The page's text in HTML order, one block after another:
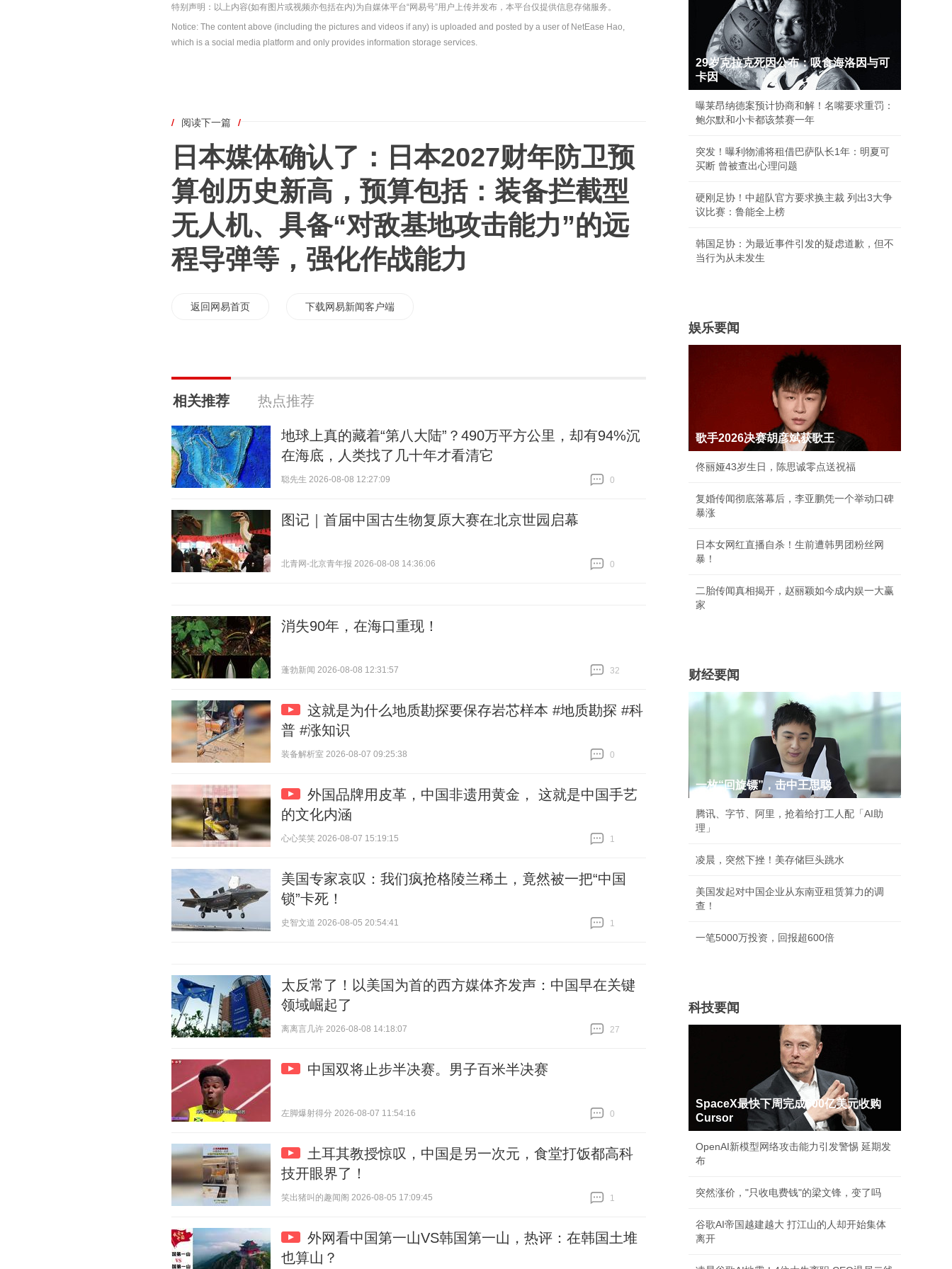
特别声明：以上内容(如有图片或视频亦包括在内)为自媒体平台“网易号”用户上传并发布，本平台仅提供信息存储服务。
Notice: The content above (including the pictures and videos if any) is uploaded and posted by a user of NetEase Hao,
which is a social media platform and only provides information storage services.
/ 阅读下一篇 /
日本媒体确认了：日本2027财年防卫预
算创历史新高，预算包括：装备拦截型
无人机、具备“对敌基地攻击能力”的远
程导弹等，强化作战能力
返回网易首页 下载网易新闻客户端
相关推荐 热点推荐
地球上真的藏着“第八大陆”？490万平方公里，却有94%沉
在海底，人类找了几十年才看清它
聪先生 2026-08-08 12:27:09
0
图记｜首届中国古生物复原大赛在北京世园启幕
北青网-北京青年报 2026-08-08 14:36:06
0
消失90年，在海口重现！
蓬勃新闻 2026-08-08 12:31:57
32
这就是为什么地质勘探要保存岩芯样本 #地质勘探 #科
普 #涨知识
装备解析室 2026-08-07 09:25:38
0
外国品牌用皮革，中国非遗用黄金， 这就是中国手艺
的文化内涵
心心笑笑 2026-08-07 15:19:15
1
美国专家哀叹：我们疯抢格陵兰稀土，竟然被一把“中国
锁”卡死！
史智文道 2026-08-05 20:54:41
1
太反常了！以美国为首的西方媒体齐发声：中国早在关键
领域崛起了
离离言几许 2026-08-08 14:18:07
27
中国双将止步半决赛。男子百米半决赛
左脚爆射得分 2026-08-07 11:54:16
0
土耳其教授惊叹，中国是另一次元，食堂打饭都高科
技开眼界了！
笑出猪叫的趣闻阁 2026-08-05 17:09:45
1
外网看中国第一山VS韩国第一山，热评：在韩国土堆
也算山？
29岁克拉克死因公布：吸食海洛因与可
卡因
曝莱昂纳德案预计协商和解！名嘴要求重罚：
鲍尔默和小卡都该禁赛一年
突发！曝利物浦将租借巴萨队长1年：明夏可
买断 曾被查出心理问题
硬刚足协！中超队官方要求换主裁 列出3大争
议比赛：鲁能全上榜
韩国足协：为最近事件引发的疑虑道歉，但不
当行为从未发生
娱乐要闻
歌手2026决赛胡彦斌获歌王
佟丽娅43岁生日，陈思诚零点送祝福
复婚传闻彻底落幕后，李亚鹏凭一个举动口碑
暴涨
日本女网红直播自杀！生前遭韩男团粉丝网
暴！
二胎传闻真相揭开，赵丽颖如今成内娱一大赢
家
财经要闻
一枚“回旋镖”，击中王思聪
腾讯、字节、阿里，抢着给打工人配「AI助
理」
凌晨，突然下挫！美存储巨头跳水
美国发起对中国企业从东南亚租赁算力的调
查！
一笔5000万投资，回报超600倍
科技要闻
SpaceX最快下周完成600亿美元收购
Cursor
OpenAI新模型网络攻击能力引发警惕 延期发
布
突然涨价，"只收电费钱"的梁文锋，变了吗
谷歌AI帝国越建越大 打江山的人却开始集体
离开